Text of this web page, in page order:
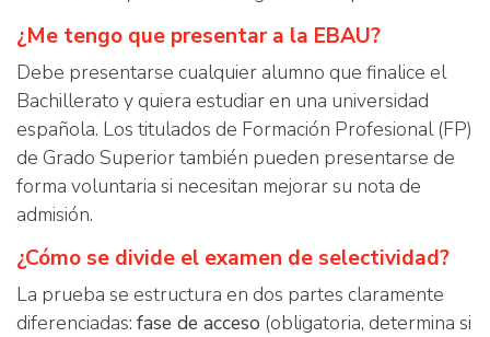
¿Me tengo que presentar a la EBAU?
Debe presentarse cualquier alumno que finalice el
Bachillerato y quiera estudiar en una universidad
española. Los titulados de Formación Profesional (FP)
de Grado Superior también pueden presentarse de
forma voluntaria si necesitan mejorar su nota de
admisión.
¿Cómo se divide el examen de selectividad?
La prueba se estructura en dos partes claramente
diferenciadas: fase de acceso (obligatoria, determina si